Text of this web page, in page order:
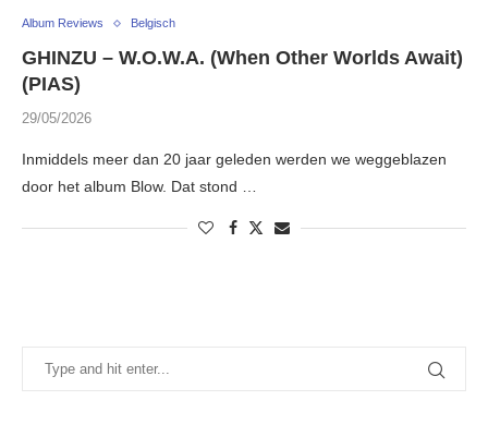
Album Reviews Belgisch
GHINZU – W.O.W.A. (When Other Worlds Await)
(PIAS)
29/05/2026
Inmiddels meer dan 20 jaar geleden werden we weggeblazen
door het album Blow. Dat stond …